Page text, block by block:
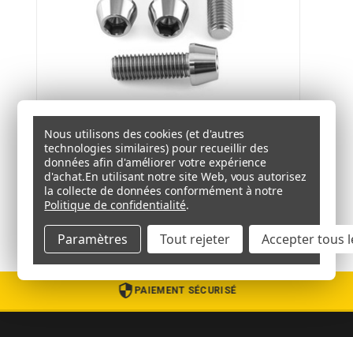
Kit Visserie Berceau en Titane
€41.30 - €51.91
( T.V.A. incluse)
€34.42 - €43.26
(T.V.A. non comprise)
PAIEMENT SÉCURISÉ
Nous utilisons des cookies (et d'autres
technologies similaires) pour recueillir des
données afin d'améliorer votre expérience
d'achat.En utilisant notre site Web, vous autorisez
la collecte de données conformément à notre
Politique de confidentialité.
Paramètres Tout rejeter Accepter tous